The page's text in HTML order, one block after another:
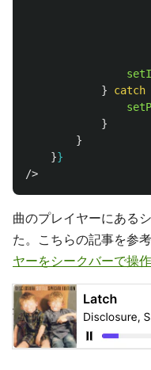
}
catch
}
}
}}
/>
曲のプレイヤーにある
た。こちらの記事を参
ヤーをシークバーで操